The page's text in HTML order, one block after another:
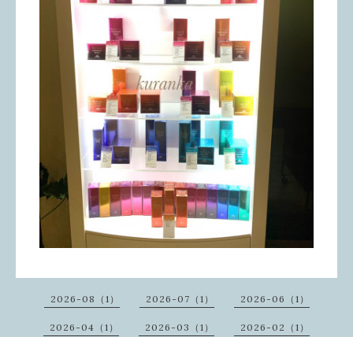
2026-08（1） 2026-07（1） 2026-06（1）
2026-04（1） 2026-03（1） 2026-02（1）